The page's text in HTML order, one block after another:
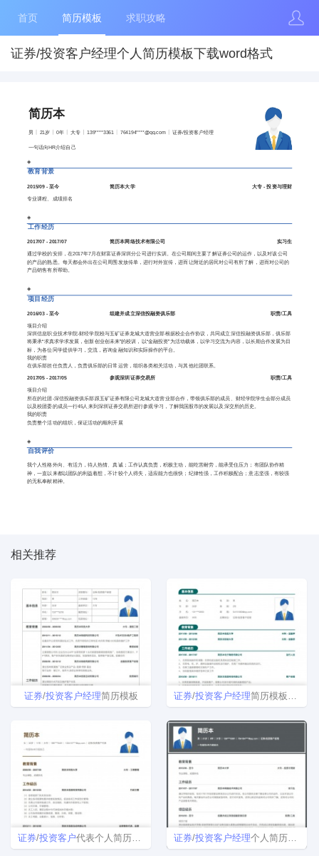
首页 简历模板 求职攻略
证券/投资客户经理个人简历模板下载word格式
简历本
男 21岁 0年 大专 139****3361 764194****@qq.com 证券/投资客户经理
一句话向HR介绍自己
◈
教育背景
2015/09 - 至今 简历本大学 大专 - 投资与理财
专业课程、成绩排名
◈
工作经历
2017/07 - 2017/07 简历本网络技术有限公司 实习生
通过学校的安排，在2017年7月在财富证券深圳分公司进行实训。在公司期间主要了解证券公司的运作，以及对该公司
的产品的熟悉。每天都会外出在公司周围发放传单，进行对外宣传，进而让附近的居民对公司有所了解，进而对公司的
产品销售有所帮助。
◈
项目经历
2016/03 - 至今 组建并成立深信投融资俱乐部 职责/工具
项目介绍
深圳信息职业技术学院-财经学院校与五矿证券龙城大道营业部根据校企合作协议，共同成立深信投融资俱乐部，俱乐部
将秉承“求真求学求发展，创新创业创未来”的校训，以“金融投资”为活动载体，以学习交流为内容，以长期合作发展为目
标，为各位同学提供学习，交流，咨询金融知识和实际操作的平台。
我的职责
在俱乐部担任负责人，负责俱乐部的日常运营，组织各类相关活动，与其他社团联系。
2017/05 - 2017/05 参观深圳证券交易所 职责/工具
项目介绍
所在的社团-深信投融资俱乐部跟五矿证券有限公司龙城大道营业部合作，带领俱乐部的成员、财经学院学生会部分成员
以及校团委的成员一行45人来到深圳证券交易所进行参观学习，了解我国股市的发展以及深交所的历史。
我的职责
负责整个活动的组织，保证活动的顺利开展
◈
自我评价
我个人性格外向、有活力，待人热情、真诚；工作认真负责，积极主动，能吃苦耐劳，能承受住压力；有团队协作精
神，一直以来都以团队的利益着想，不计较个人得失，适应能力也很快；纪律性强，工作积极配合；意志坚强，有较强
的无私奉献精神。
相关推荐
证券/投资客户经理简历模板 证券/投资客户经理简历模板下载word格式
证券/投资客户代表个人简历模板 证券/投资客户经理个人简历模板下载word格式